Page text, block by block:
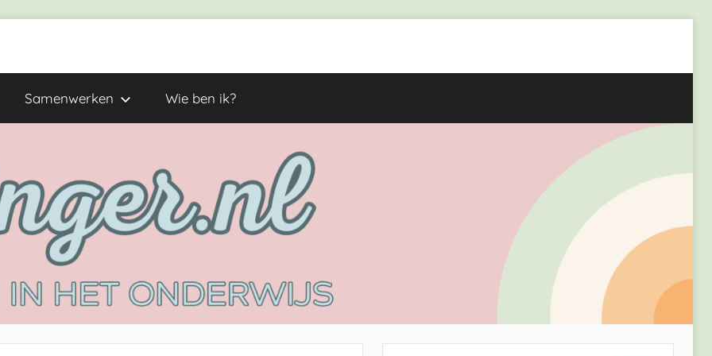
Samenwerken Wie ben ik?